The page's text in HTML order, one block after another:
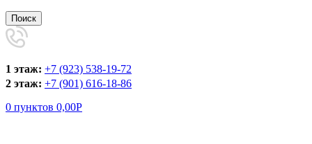
Поиск
1 этаж: +7 (923) 538-19-72
2 этаж: +7 (901) 616-18-86
0 пунктов 0,00Р